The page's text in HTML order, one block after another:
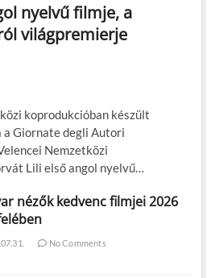
nyelvű filmje, a
világpremierje
koprodukcióban készült
Giornate degli Autori
Nemzetközi
Lili első angol nyelvű…
nézők kedvenc filmjei 2026
No Comments